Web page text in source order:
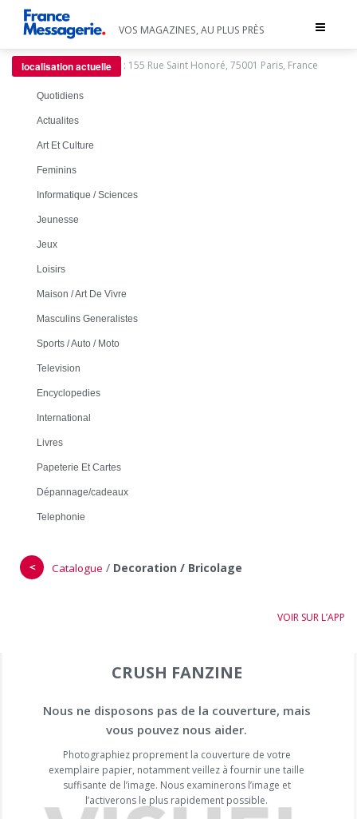
Toggle
VOS MAGAZINES, AU PLUS PRÈS
localisation actuelle : 155 Rue Saint Honoré, 75001 Paris, France
Quotidiens
Actualites
Art Et Culture
Feminins
Informatique / Sciences
Jeunesse
Jeux
Loisirs
Maison / Art De Vivre
Masculins Generalistes
Sports / Auto / Moto
Television
Encyclopedies
International
Livres
Papeterie Et Cartes
Dépannage/cadeaux
Telephonie
＜ Catalogue / Decoration / Bricolage
VOIR SUR L’APP
CRUSH FANZINE
Nous ne disposons pas de la couverture, mais
vous pouvez nous aider.
Photographiez proprement la couverture de votre
exemplaire papier, notamment veillez à fournir une taille
suffisante de l’image. Nous examinerons l’image et
l’activerons le plus rapidement possible.